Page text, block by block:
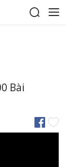
Bài